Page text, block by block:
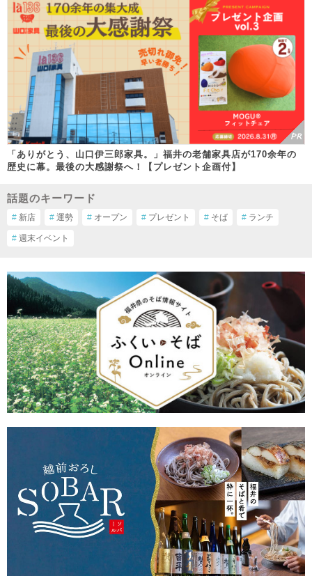
「ありがとう、山口伊三郎家具。」福井の老舗家具店が170余年の
歴史に幕。最後の大感謝祭へ！【プレゼント企画付】
話題のキーワード
# 新店 # 運勢 # オープン # プレゼント # そば # ランチ
# 週末イベント